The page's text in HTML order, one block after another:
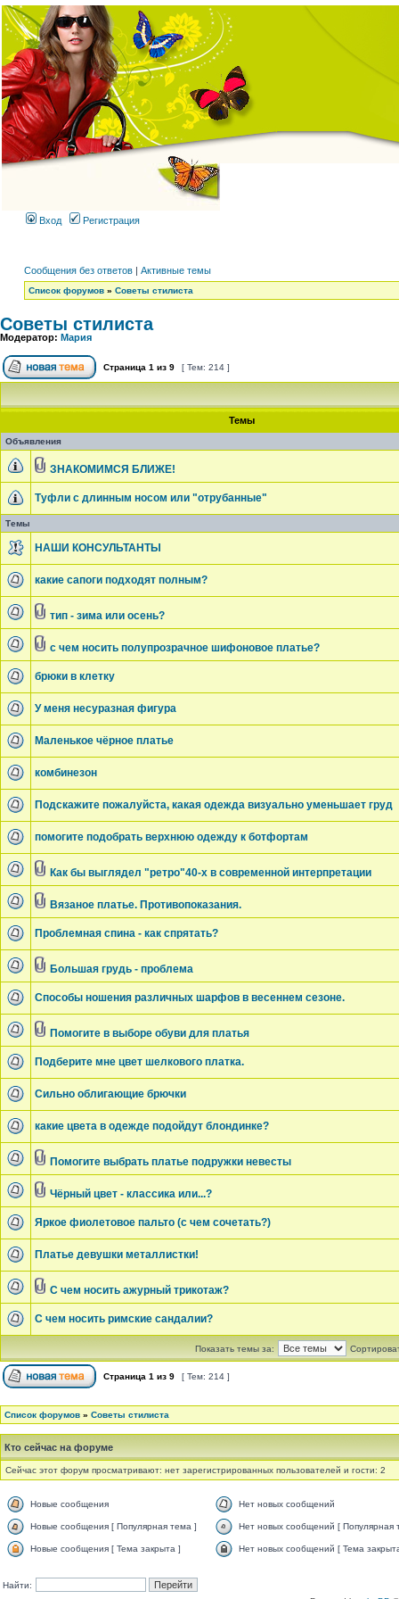
Вход Регистрация
Сообщения без ответов | Активные темы
Список форумов » Советы стилиста
Советы стилиста
Модератор: Мария
Страница 1 из 9 [ Тем: 214 ]
Темы
Объявления
ЗНАКОМИМСЯ БЛИЖЕ!
Туфли с длинным носом или "отрубанные"
Темы
НАШИ КОНСУЛЬТАНТЫ
какие сапоги подходят полным?
тип - зима или осень?
с чем носить полупрозрачное шифоновое платье?
брюки в клетку
У меня несуразная фигура
Маленькое чёрное платье
комбинезон
Подскажите пожалуйста, какая одежда визуально уменьшает груд
помогите подобрать верхнюю одежду к ботфортам
Как бы выглядел "ретро"40-х в современной интерпретации
Вязаное платье. Противопоказания.
Проблемная спина - как спрятать?
Большая грудь - проблема
Способы ношения различных шарфов в весеннем сезоне.
Помогите в выборе обуви для платья
Подберите мне цвет шелкового платка.
Сильно облигающие брючки
какие цвета в одежде подойдут блондинке?
Помогите выбрать платье подружки невесты
Чёрный цвет - классика или...?
Яркое фиолетовое пальто (с чем сочетать?)
Платье девушки металлистки!
С чем носить ажурный трикотаж?
С чем носить римские сандалии?
Показать темы за:
Страница 1 из 9 [ Тем: 214 ]
Список форумов » Советы стилиста
Кто сейчас на форуме
Сейчас этот форум просматривают: нет зарегистрированных пользователей и гости: 2
Новые сообщения Нет новых сообщений
Новые сообщения [ Популярная тема ] Нет новых сообщений [ Популярная
Новые сообщения [ Тема закрыта ] Нет новых сообщений [ Тема
Найти: